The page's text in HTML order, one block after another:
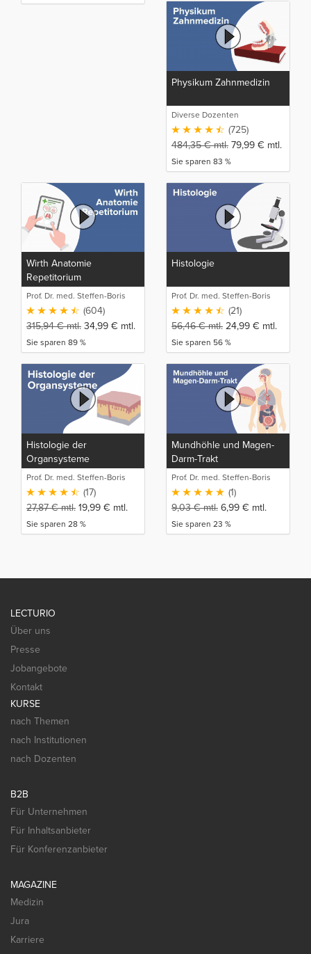
Physikum Zahnmedizin
Diverse Dozenten
(725)
484,35€mtl. 79,99 € mtl.
Sie sparen 83 %
Wirth Anatomie
Repetitorium
Prof. Dr. med. Steffen-Boris
Wirth (1)
(604)
315,94€mtl. 34,99 € mtl.
Sie sparen 89 %
Histologie
Prof. Dr. med. Steffen-Boris
Wirth (1)
(21)
56,46€mtl. 24,99 € mtl.
Sie sparen 56 %
Histologie der
Organsysteme
Prof. Dr. med. Steffen-Boris
Wirth (1)
(17)
27,87€mtl. 19,99 € mtl.
Sie sparen 28 %
Mundhöhle und Magen-
Darm-Trakt
Prof. Dr. med. Steffen-Boris
Wirth (1)
(1)
9,03€mtl. 6,99 € mtl.
Sie sparen 23 %
LECTURIO
Über uns
Presse
Jobangebote
Kontakt
KURSE
nach Themen
nach Institutionen
nach Dozenten
B2B
Für Unternehmen
Für Inhaltsanbieter
Für Konferenzanbieter
MAGAZINE
Medizin
Jura
Karriere